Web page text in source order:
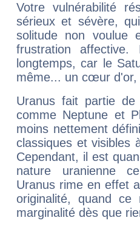
Votre vulnérabilité
sérieux et sévère,
solitude non voulue
frustration
longtemps, car le
même... un cœur d'or,
Uranus fait partie
comme Neptune et
moins nettement
classiques et visibles
Cependant, il est
nature uranienne
Uranus rime en effet
originalité, quand ce
marginalité dès que